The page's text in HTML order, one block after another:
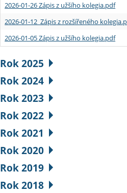
2026-01-26 Zápis z užšího kolegia.pdf
2026-01-12 Zápis z rozšířeného
2026-01-05 Zápis z užšího kolegia.pdf
Rok 2025
Rok 2024
Rok 2023
Rok 2022
Rok 2021
Rok 2020
Rok 2019
Rok 2018